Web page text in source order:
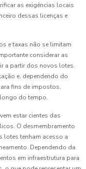
as exigências locais
dessas licenças e
e taxas não se limitam
considerar as
a partir dos novos lotes.
e, dependendo do
fins de impostos,
do tempo.
estar cientes das
O desmembramento
lotes tenham acesso a
Dependendo da
em infraestrutura para